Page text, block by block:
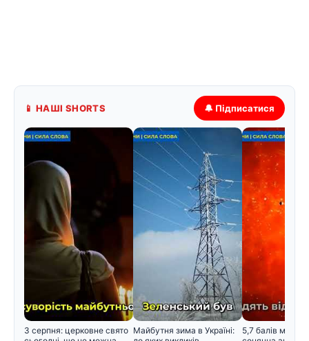
📱 НАШІ SHORTS 🔔 Підписатися
3 серпня: церковне свято Майбутня зима в Україні:
5,7 балів